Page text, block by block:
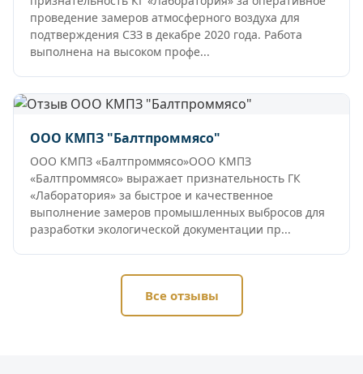
проведение замеров атмосферного воздуха для
подтверждения СЗЗ в декабре 2020 года. Работа
выполнена на высоком профе...
ООО КМПЗ "Балтпроммясо"
ООО КМПЗ «Балтпроммясо»ООО КМПЗ
«Балтпроммясо» выражает признательность ГК
«Лаборатория» за быстрое и качественное
выполнение замеров промышленных выбросов для
разработки экологической документации пр...
Все отзывы